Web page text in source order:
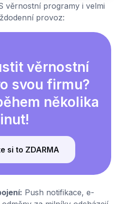
věrnostní programy i velmi
provoz:
věrnostní
svou firmu?
několika
si to ZDARMA
Push notifikace, e-